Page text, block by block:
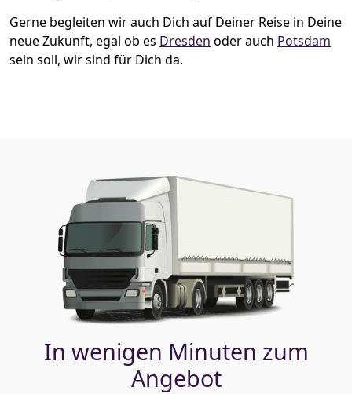
Gerne begleiten wir auch Dich auf Deiner Reise in Deine
neue Zukunft, egal ob es Dresden oder auch Potsdam
sein soll, wir sind für Dich da.
In wenigen Minuten zum
Angebot